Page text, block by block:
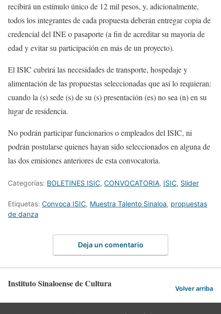
recibirá un estímulo único de 12mil pesos, y, adicionalmente,
todos los integrantes de cada propuesta deberán entregar copia de
credencial del INE o pasaporte (a fin de acreditar su mayoría de
edad y evitar su participación en más de un proyecto).
El ISIC cubrirá las necesidades de transporte, hospedaje y
alimentación de las propuestas seleccionadas que así lo requieran:
cuando la (s) sede(s) de su (s) presentación (es) no sea (n) en su
lugar de residencia.
No podrán participar funcionarios o empleados del ISIC, ni
podrán postularse quienes hayan sido seleccionados en alguna de
las dos emisiones anteriores de esta convocatoria.
Categorías: BOLETINES ISIC, CONVOCATORIA, ISIC, Slider
Etiquetas: Convoca ISIC, Muestra Talento Sinaloa, propuestas
de danza
Deja un comentario
Instituto Sinaloense de Cultura Volver arriba